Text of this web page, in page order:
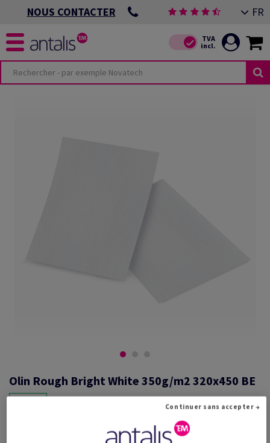
NOUS CONTACTER FR
Olin Rough Bright White 350g/m2 320x450 BE
Continuer sans accepter →